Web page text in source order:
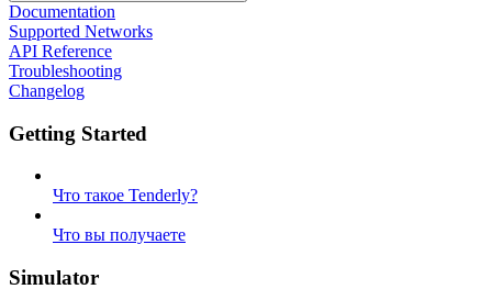
Documentation
Supported Networks
API Reference
Troubleshooting
Changelog
Getting Started
Что такое Tenderly?
Что вы получаете
Simulator